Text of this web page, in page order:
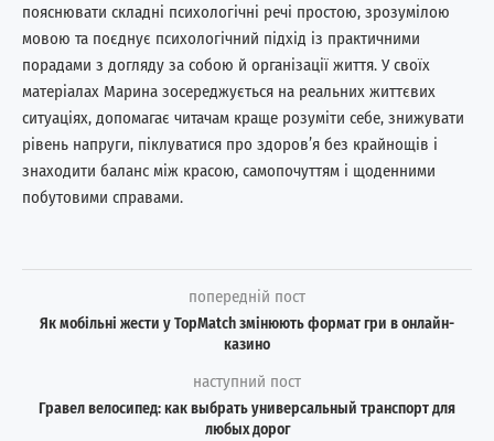
пояснювати складні психологічні речі простою, зрозумілою
мовою та поєднує психологічний підхід із практичними
порадами з догляду за собою й організації життя. У своїх
матеріалах Марина зосереджується на реальних життєвих
ситуаціях, допомагає читачам краще розуміти себе, знижувати
рівень напруги, піклуватися про здоров’я без крайнощів і
знаходити баланс між красою, самопочуттям і щоденними
побутовими справами.
попередній пост
Як мобільні жести у TopMatch змінюють формат гри в онлайн-
казино
наступний пост
Гравел велосипед: как выбрать универсальный транспорт для
любых дорог